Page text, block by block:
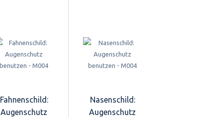
Fahnenschild:
Augenschutz
Nasenschild:
Augenschutz